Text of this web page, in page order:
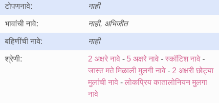
टोपणनावे: नाही
भावांची नावे: नाही, अभिजीत
बहिणींची नावे: नाही
श्रेणी: 2 अक्षरे नावे - 5 अक्षरे नावे - स्कॉटिश नावे -
जास्त मते मिळाली मुलगी नावे - 2 अक्षरी छोट्या
मुलांची नावे - लोकप्रिय कातालोनियन मुलगा
नावे